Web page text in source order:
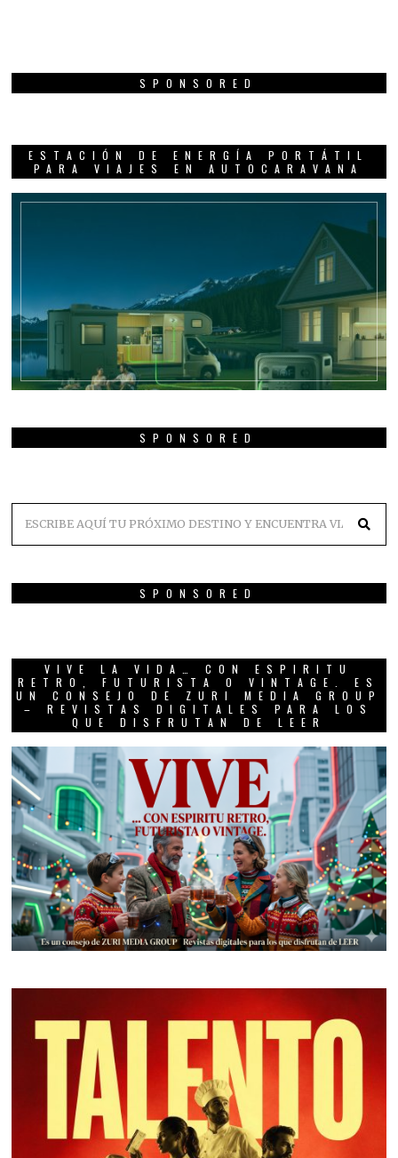
SPONSORED
ESTACIÓN DE ENERGÍA PORTÁTIL
PARA VIAJES EN AUTOCARAVANA
SPONSORED
SPONSORED
VIVE LA VIDA… CON ESPIRITU
RETRO, FUTURISTA O VINTAGE. ES
UN CONSEJO DE ZURI MEDIA GROUP
– REVISTAS DIGITALES PARA LOS
QUE DISFRUTAN DE LEER